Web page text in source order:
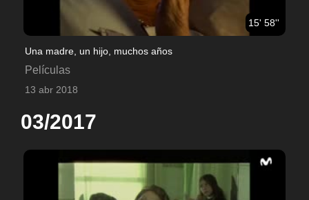
15' 58''
Una madre, un hijo, muchos años
Películas
13 abr 2018
03/2017